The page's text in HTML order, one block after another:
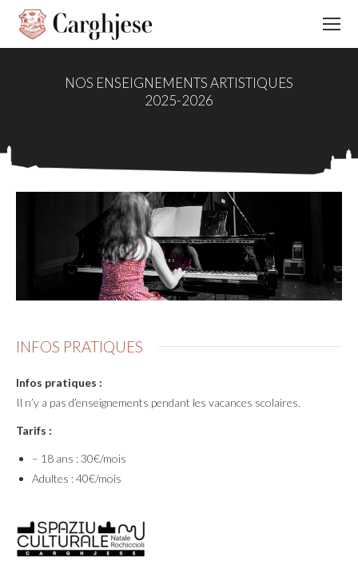
NOS ENSEIGNEMENTS ARTISTIQUES
2025-2026
INFOS PRATIQUES
Infos pratiques :
Il n’y a pas d’enseignements pendant les vacances scolaires.
Tarifs :
– 18 ans : 30€/mois
Adultes : 40€/mois